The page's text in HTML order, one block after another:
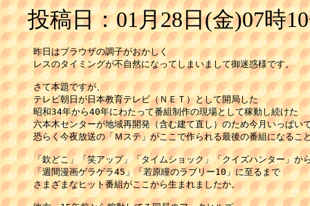
投稿日：01月28日(金)07時
昨日はブラウザの調子がおかしく
レスのタイミングが不自然になってしまいまして御迷惑様です。
さて本題ですが、
テレビ朝日が日本教育テレビ（ＮＥＴ）として開局した
昭和34年から40年にわたって番組制作の現場として稼動し続けた
六本木センターが地域再開発（含む建て直し）のため今月いっぱい
恐らく今夜放送の「Ｍステ」がここで作られる最後の番組になるこ
「欽どこ」「笑アップ」「タイムショック」「クイズハンター」か
「週間漫画ゲラゲラ45」「若原瞳のラブリー10」に至るまで
さまざまなヒット番組がここから生まれましたか。